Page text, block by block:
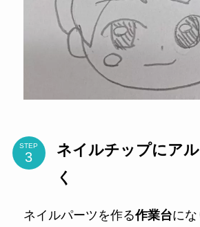
STEP
ネイルチップにア
く
ネイルパーツを作る作業台に